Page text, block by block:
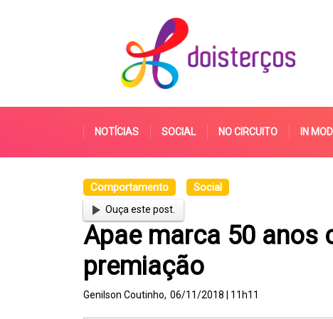
NOTÍCIAS SOCIAL NO CIRCUITO IN
Comportamento Social
Ouça este post.
Apae marca 50 anos
premiação
Genilson Coutinho, 06/11/2018 | 11h11